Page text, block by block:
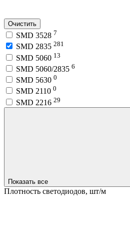
Очистить
SMD 3528 7
SMD 2835 281
SMD 5060 13
SMD 5060/2835 6
SMD 5630 0
SMD 2110 0
SMD 2216 29
Показать все
Плотность светодиодов, шт/м